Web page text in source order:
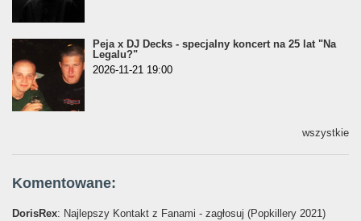
Peja x DJ Decks - specjalny koncert na 25 lat "Na
Legalu?"
2026-11-21 19:00
wszystkie
Komentowane:
DorisRex: Najlepszy Kontakt z Fanami - zagłosuj (Popkillery 2021)